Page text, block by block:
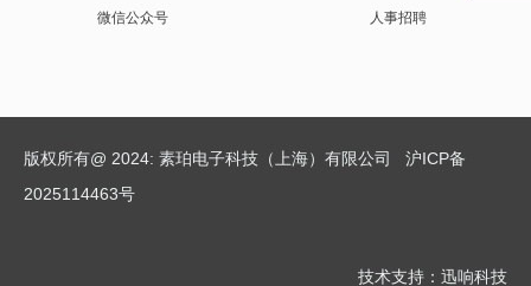
微信公众号 人事招聘
版权所有@ 2024: 素珀电子科技（上海）有限公司 沪ICP备
2025114463号
技术支持：迅响科技